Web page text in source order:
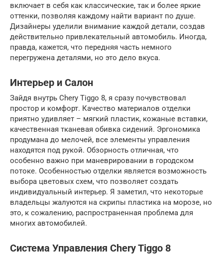
включает в себя как классические, так и более яркие
оттенки, позволяя каждому найти вариант по душе.
Дизайнеры уделили внимание каждой детали, создав
действительно привлекательный автомобиль. Иногда,
правда, кажется, что передняя часть немного
перегружена деталями, но это дело вкуса.
Интерьер и Салон
Зайдя внутрь Chery Tiggo 8, я сразу почувствовал
простор и комфорт. Качество материалов отделки
приятно удивляет – мягкий пластик, кожаные вставки,
качественная тканевая обивка сидений. Эргономика
продумана до мелочей, все элементы управления
находятся под рукой. Обзорность отличная, что
особенно важно при маневрировании в городском
потоке. Особенностью отделки является возможность
выбора цветовых схем, что позволяет создать
индивидуальный интерьер. Я заметил, что некоторые
владельцы жалуются на скрипы пластика на морозе, но
это, к сожалению, распространенная проблема для
многих автомобилей.
Система Управления Chery Tiggo 8